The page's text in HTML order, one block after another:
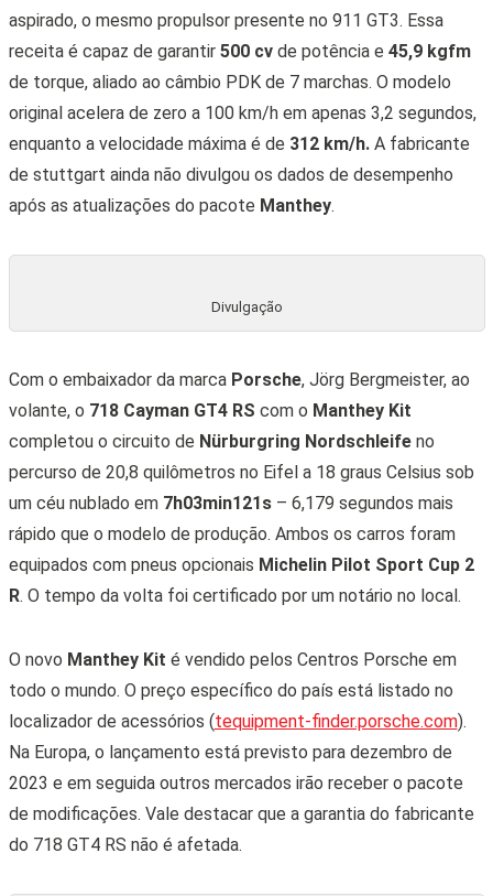
aspirado, o mesmo propulsor presente no 911 GT3. Essa
receita é capaz de garantir 500 cvde potência e 45,9 kgfm
de torque, aliado ao câmbio PDK de 7 marchas. O modelo
original acelera de zero a 100 km/h em apenas 3,2 segundos,
enquanto a velocidade máxima é de 312 km/h. A fabricante
de stuttgart ainda não divulgou os dados de desempenho
após as atualizações do pacote Manthey.
Divulgação
Com o embaixador da marca Porsche, Jörg Bergmeister, ao
volante, o 718 Cayman GT4 RS com o Manthey Kit
completou o circuito de Nürburgring Nordschleifeno
percurso de 20,8 quilômetros no Eifel a 18 graus Celsius sob
um céu nublado em7h03min121s– 6,179 segundos mais
rápido que o modelo de produção. Ambos os carros foram
equipados com pneus opcionais Michelin Pilot Sport Cup 2
R. O tempo da volta foi certificado por um notário no local.
O novo Manthey Kit é vendido pelos Centros Porsche em
todo o mundo. O preço específico do país está listado no
localizador de acessórios (tequipment-finder.porsche.com).
Na Europa, o lançamento está previsto para dezembro de
2023 e em seguida outros mercados irão receber o pacote
de modificações. Vale destacar que a garantia do fabricante
do 718 GT4 RS não é afetada.